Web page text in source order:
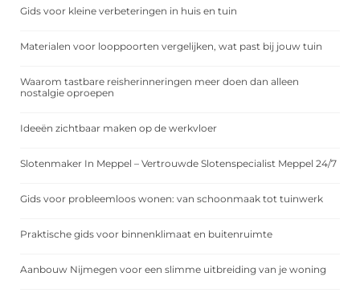
Gids voor kleine verbeteringen in huis en tuin
Materialen voor looppoorten vergelijken, wat past bij jouw tuin
Waarom tastbare reisherinneringen meer doen dan alleen
nostalgie oproepen
Ideeën zichtbaar maken op de werkvloer
Slotenmaker In Meppel – Vertrouwde Slotenspecialist Meppel 24/7
Gids voor probleemloos wonen: van schoonmaak tot tuinwerk
Praktische gids voor binnenklimaat en buitenruimte
Aanbouw Nijmegen voor een slimme uitbreiding van je woning